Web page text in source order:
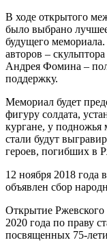
В ходе открытого
было выбрано
будущего
авторов –
Андрея Фомина –
поддержку.
Мемориал будет
фигуру солдата,
кургане, у подножья
стали будут
героев, погибших в
12 ноября 2018 года
объявлен сбор
Открытие Ржевского
2020 года по праву
посвященных 75-